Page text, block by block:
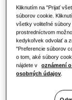
One
Kliknutím na "Prijať
súborov cookie.
všetky voliteľné
prostredníctvom
kedykoľvek odvolať a
"Preferencie súborov
o tom, aké súbory
nájdete v
oznámení
osobných údajov